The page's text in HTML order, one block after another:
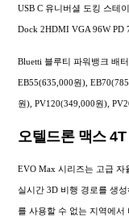
USB C 유니버셜 도킹 스테
Dock 2HDMI VGA 96W PD
Bluetti 블루티 파워뱅크 배
EB55(635,000원),
원), PV120(349,000원),
오텔드론 맥스
EVO Max 시리즈는 고급 자
실시간 3D 비행 경로를 생
를 사용할 수 없는 지역에서